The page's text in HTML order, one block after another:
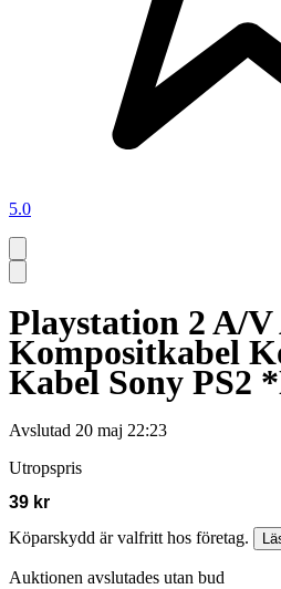
5.0
Playstation 2 A/V
Kompositkabel
Kabel Sony PS2
Avslutad 20 maj 22:23
Utropspris
39 kr
Köparskydd är valfritt hos företag.
Auktionen avslutades utan bud